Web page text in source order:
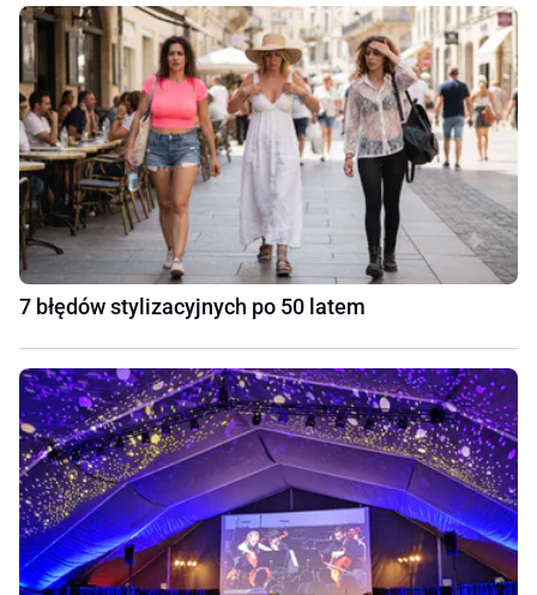
7 błędów stylizacyjnych po 50 latem